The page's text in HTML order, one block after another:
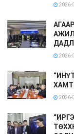
2026-
2026-
2026-